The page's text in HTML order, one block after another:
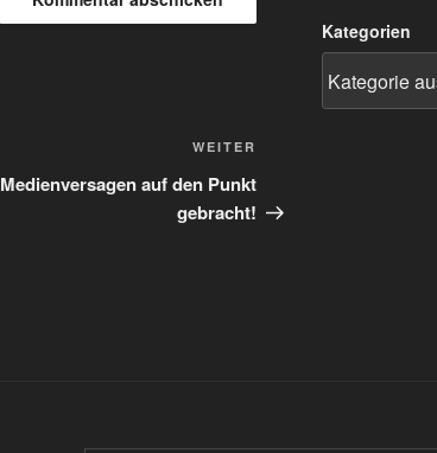
Beitrag
WEITER
Medienversagen auf den Punkt
gebracht!
Kategorien